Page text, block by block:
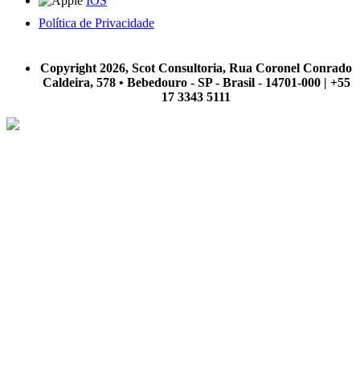
Política de Privacidade
Copyright 2026, Scot Consultoria, Rua Coronel Conrado
Caldeira, 578 • Bebedouro - SP - Brasil - 14701-000 | +55
17 3343 5111